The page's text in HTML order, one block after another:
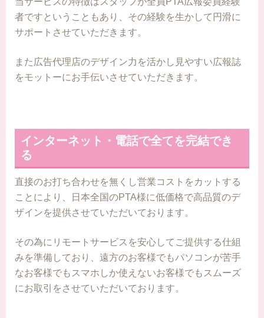
者ですということもあり、その経験を生かして円滑に
サポートさせていただきます。
また広告代理店のデザイン力を活かし見やすい広報誌
をモットーにお手伝いさせていただきます。
インターネット・電話で全てを完結でき
る
直接のお打ち合わせを無くし営業コストをカットする
ことにより、日本全国のPTA様に低価格で高品質のデ
ザインを提供させていただいております。
その為にリモートサービスを安心してご提供する仕組
みを準備しており、遠方のお客様でもパソコンが苦手
なお客様でもスマホしか使えないお客様でもスムーズ
にお取引をさせていただいております。